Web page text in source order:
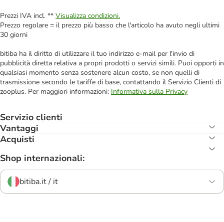
Prezzi IVA incl. ** Visualizza condizioni.
Prezzo regolare = il prezzo più basso che l'articolo ha avuto negli ultimi
30 giorni
bitiba ha il diritto di utilizzare il tuo indirizzo e-mail per l'invio di
pubblicità diretta relativa a propri prodotti o servizi simili. Puoi opporti in
qualsiasi momento senza sostenere alcun costo, se non quelli di
trasmissione secondo le tariffe di base, contattando il Servizio Clienti di
zooplus. Per maggiori informazioni: Informativa sulla Privacy
Servizio clienti
Vantaggi
Acquisti
Shop internazionali:
bitiba.it / it